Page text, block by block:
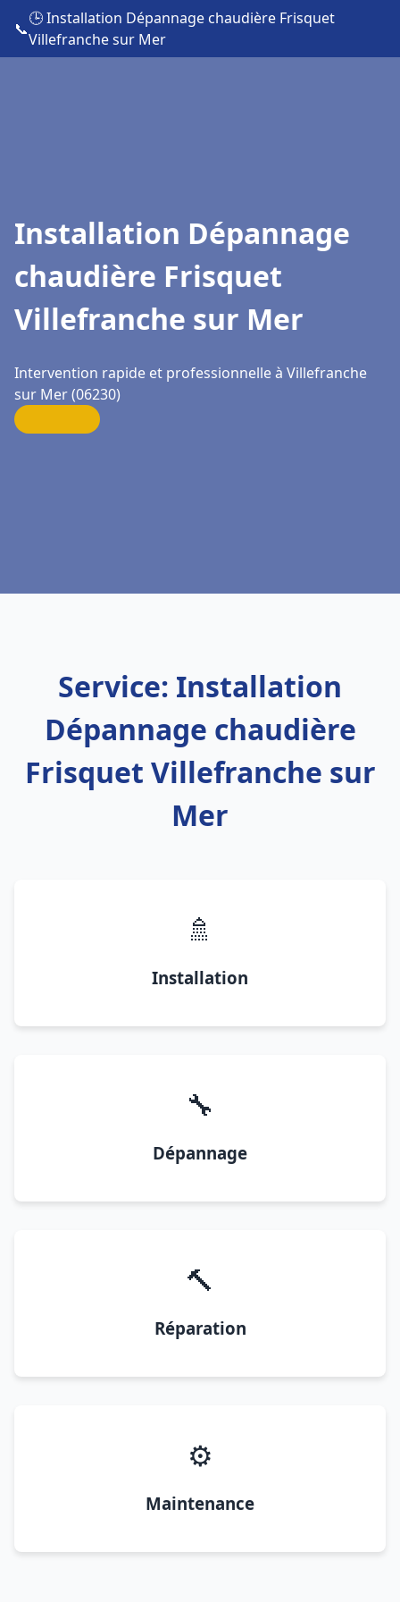
📞
🕒 Installation Dépannage chaudière Frisquet
Villefranche sur Mer
Installation Dépannage
chaudière Frisquet
Villefranche sur Mer
Intervention rapide et professionnelle à Villefranche
sur Mer (06230)
Service: Installation
Dépannage chaudière
Frisquet Villefranche sur
Mer
🚿
Installation
🔧
Dépannage
🔨
Réparation
⚙️
Maintenance